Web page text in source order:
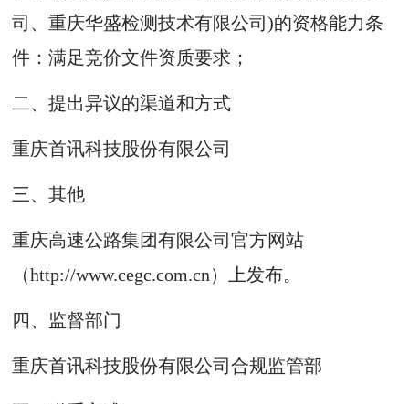
司、重庆华盛检测技术有限公司)的资格能力条
件：满足竞价文件资质要求；
二、提出异议的渠道和方式
重庆首讯科技股份有限公司
三、其他
重庆高速公路集团有限公司官方网站
（http://www.cegc.com.cn）上发布。
四、监督部门
重庆首讯科技股份有限公司合规监管部